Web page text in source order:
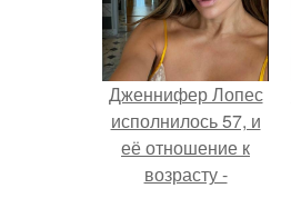
Дженнифер Лопес
исполнилось 57, и
её отношение к
возрасту -